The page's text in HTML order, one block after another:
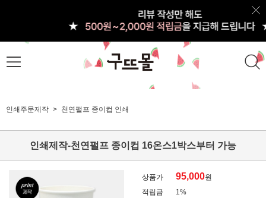
인쇄주문제작 천연펄프 종이컵 인쇄
인쇄제작-천연펄프 종이컵 16온스1박스부터 가능
상품가 95,000원
적립금
1%